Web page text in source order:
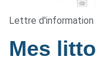
Lettre d'information
Mes